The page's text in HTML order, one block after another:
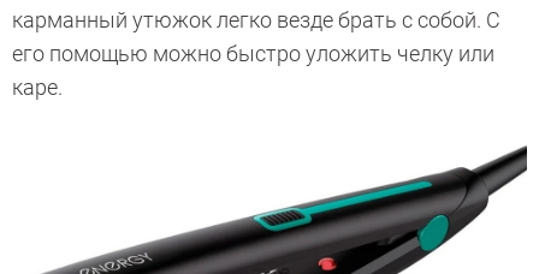
карманный утюжок легко везде брать с собой. С
его помощью можно быстро уложить челку или
каре.